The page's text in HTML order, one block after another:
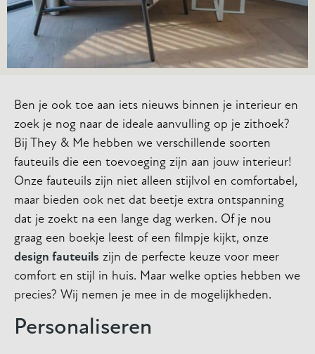
Ben je ook toe aan iets nieuws binnen je interieur en
zoek je nog naar de ideale aanvulling op je zithoek?
Bij They & Me hebben we verschillende soorten
fauteuils die een toevoeging zijn aan jouw interieur!
Onze fauteuils zijn niet alleen stijlvol en comfortabel,
maar bieden ook net dat beetje extra ontspanning
dat je zoekt na een lange dag werken. Of je nou
graag een boekje leest of een filmpje kijkt, onze
design fauteuils zijn de perfecte keuze voor meer
comfort en stijl in huis. Maar welke opties hebben we
precies? Wij nemen je mee in de mogelijkheden.
Personaliseren